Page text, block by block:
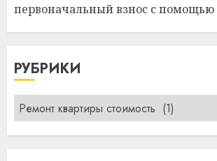
первоначальный взнос с помощью
РУБРИКИ
Рубрики